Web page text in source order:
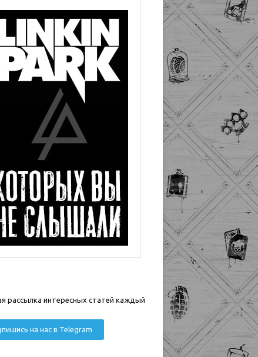
рассылка интересных статей каждый
на нас в Telegram